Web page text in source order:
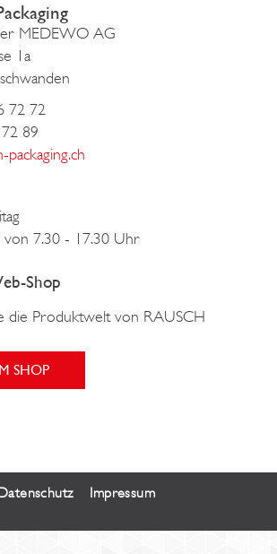
MEDEWO AG
1a
72 72
89
packaging.ch
von 7.30 - 17.30 Uhr
Shop
die Produktwelt von RAUSCH
SHOP
Impressum